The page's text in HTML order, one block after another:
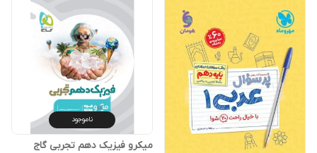
ناموجود
میکرو فیزیک دهم تجربی گاج